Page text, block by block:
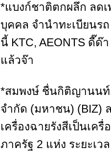
*แบงก์ชาติตกผลึก ลด
บุคคล จำนำทะเบียนร
นี้ KTC, AEONTS ดี๊ด๊
แล้วจ๊า
*สมพงษ์ ชื่นกิติญานนท์
จำกัด (มหาชน)
เครื่องฉายรังสีเป็นเค
ภาครัฐ 2 แห่ง ระยะเ